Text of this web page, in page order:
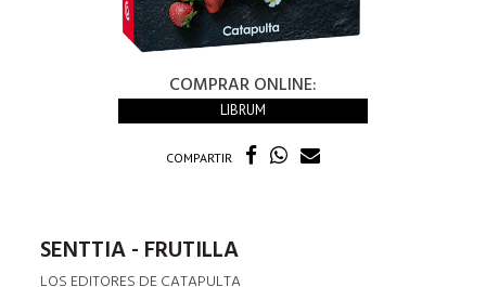
COMPRAR ONLINE:
LIBRUM
COMPARTIR
SENTTIA - FRUTILLA
LOS EDITORES DE CATAPULTA